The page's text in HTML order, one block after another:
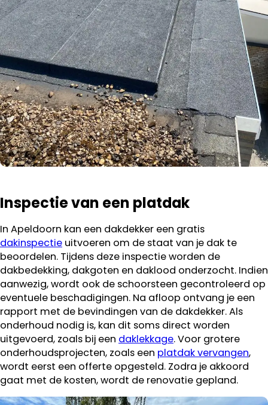
Inspectie van een platdak
In Apeldoorn kan een dakdekker een gratis
dakinspectie uitvoeren om de staat van je dak te
beoordelen. Tijdens deze inspectie worden de
dakbedekking, dakgoten en daklood onderzocht. Indien
aanwezig, wordt ook de schoorsteen gecontroleerd op
eventuele beschadigingen. Na afloop ontvang je een
rapport met de bevindingen van de dakdekker. Als
onderhoud nodig is, kan dit soms direct worden
uitgevoerd, zoals bij een daklekkage. Voor grotere
onderhoudsprojecten, zoals een platdak vervangen,
wordt eerst een offerte opgesteld. Zodra je akkoord
gaat met de kosten, wordt de renovatie gepland.